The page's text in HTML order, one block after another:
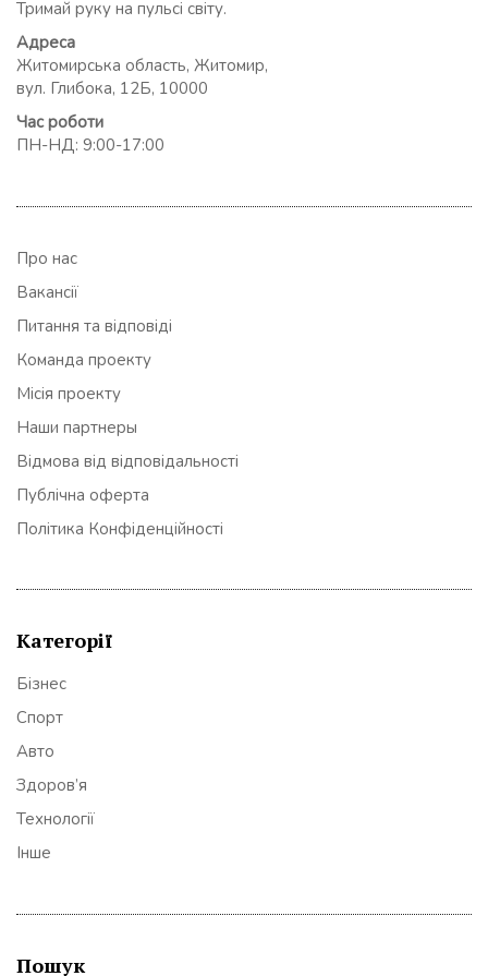
Тримай руку на пульсі світу.
Адреса
Житомирська область, Житомир,
вул. Глибока, 12Б, 10000
Час роботи
ПН-НД: 9:00-17:00
Про нас
Вакансії
Питання та відповіді
Команда проекту
Місія проекту
Наши партнеры
Відмова від відповідальності
Публічна оферта
Політика Конфіденційності
Категорії
Бізнес
Спорт
Авто
Здоров’я
Технології
Інше
Пошук